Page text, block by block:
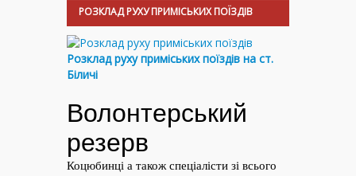
РОЗКЛАД РУХУ ПРИМІСЬКИХ ПОЇЗДІВ
Розклад руху приміських поїздів на ст.
Біличі